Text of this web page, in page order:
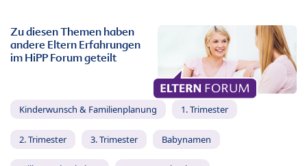
Zu diesen Themen haben
andere Eltern Erfahrungen
im HiPP Forum geteilt
Kinderwunsch & Familienplanung 1. Trimester
2. Trimester 3. Trimester Babynamen